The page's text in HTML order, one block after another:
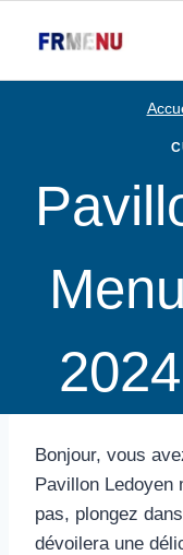
Bonjour, vous
Pavillon Ledoyen
pas, plongez
dévoilera une